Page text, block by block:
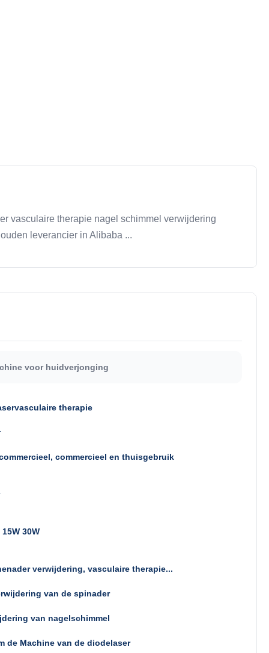
vasculaire therapie nagel schimmel verwijdering
leverancier in Alibaba ...
voor huidverjonging
therapie
commercieel en thuisgebruik
30W
verwijdering, vasculaire therapie...
van de spinader
van nagelschimmel
de Machine van de diodelaser